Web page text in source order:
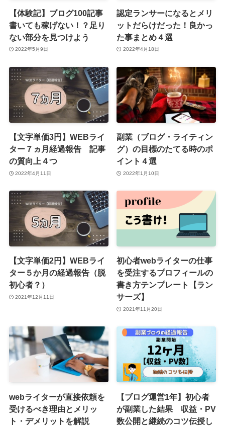
【体験記】ブログ100記事
書いても稼げない！？足り
ない部分を見つけよう
2022年5月9日
認定ランサーになるとメリ
ットだらけだった！良かっ
た事まとめ４選
2022年4月18日
【文字単価3円】WEBライ
ター７ヵ月経過報告 記事
の質向上４つ
2022年4月11日
副業（ブログ・ライティン
グ）の目標のたてる時のポ
イント４選
2022年1月10日
【文字単価2円】WEBライ
ター５か月の経過報告（脱
初心者？）
2021年12月11日
初心者webライターの仕事
を受注するプロフィールの
書き方テンプレート【ラン
サーズ】
2021年11月20日
webライターが直接依頼を
受けるべき理由とメリッ
ト・デメリットを解説
【ブログ運営1年】初心者
が副業した結果 収益・PV
数公開と継続のコツ伝授し